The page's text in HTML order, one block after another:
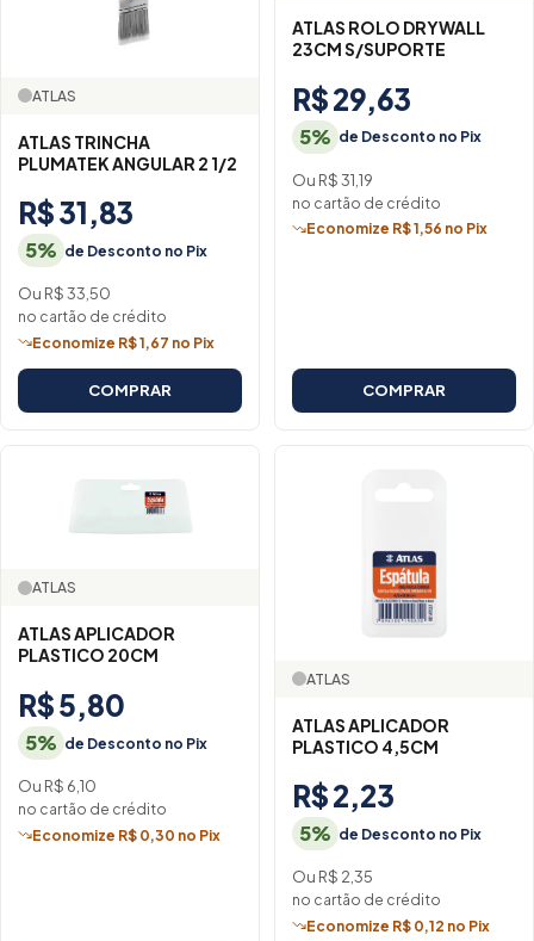
ATLAS
ATLAS TRINCHA
PLUMATEK ANGULAR 2 1/2
R$ 31,83
5% de Desconto no Pix
Ou R$ 33,50
no cartão de crédito
Economize R$ 1,67 no Pix
COMPRAR
ATLAS ROLO DRYWALL
23CM S/SUPORTE
R$ 29,63
5% de Desconto no Pix
Ou R$ 31,19
no cartão de crédito
Economize R$ 1,56 no Pix
COMPRAR
ATLAS
ATLAS APLICADOR
PLASTICO 20CM
R$ 5,80
5% de Desconto no Pix
Ou R$ 6,10
no cartão de crédito
Economize R$ 0,30 no Pix
ATLAS
ATLAS APLICADOR
PLASTICO 4,5CM
R$ 2,23
5% de Desconto no Pix
Ou R$ 2,35
no cartão de crédito
Economize R$ 0,12 no Pix